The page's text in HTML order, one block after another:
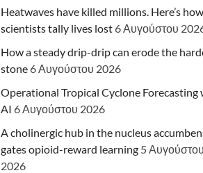
Heatwaves have killed millions. Here’s how
scientists tally lives lost 6 Αυγούστου
How a steady drip-drip can erode the
stone 6 Αυγούστου 2026
Operational Tropical Cyclone Forecasting
AI 6 Αυγούστου 2026
A cholinergic hub in the nucleus
gates opioid-reward learning 5 Αυγούστου
2026